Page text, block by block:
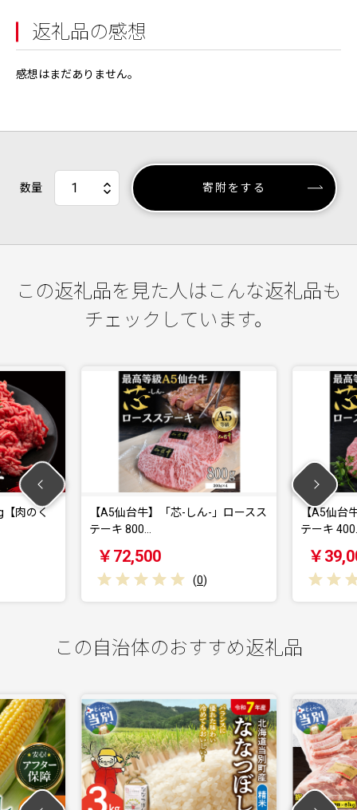
返礼品の感想
感想はまだありません。
数量 寄附をする
この返礼品を見た人はこんな返礼品も
チェックしています。
牛】「芯-しん-」ロースス
【A5仙台牛】「芯-しん-」ロースス
この自治体のおすすめ返礼品